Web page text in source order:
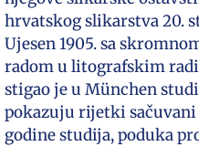
hrvatskog slikarstva 20.
Ujesen 1905. sa
radom u litografskim
stigao je u München
pokazuju rijetki
godine studija, poduka